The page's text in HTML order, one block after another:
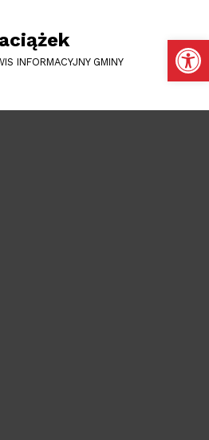
Otwórz pasek narzędzi
INFORMACYJNY GMINY